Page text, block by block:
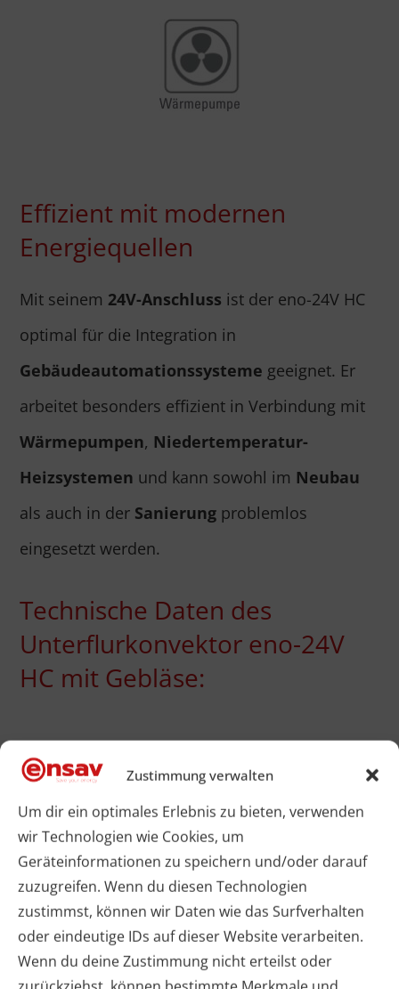
Zustimmung verwalten
Um dir ein optimales Erlebnis zu bieten, verwenden
wir Technologien wie Cookies, um
Geräteinformationen zu speichern und/oder darauf
zuzugreifen. Wenn du diesen Technologien
zustimmst, können wir Daten wie das Surfverhalten
oder eindeutige IDs auf dieser Website verarbeiten.
Wenn du deine Zustimmung nicht erteilst oder
Effizient mit modernen
Energiequellen
Mit seinem 24V-Anschluss ist der eno-24V HC
optimal für die Integration in
Gebäudeautomationssysteme geeignet. Er
arbeitet besonders effizient in Verbindung mit
Wärmepumpen, Niedertemperatur-
Heizsystemen und kann sowohl im Neubau
als auch in der Sanierung problemlos
eingesetzt werden.
Technische Daten des
Unterflurkonvektor eno-24V
HC mit Gebläse:
äquivalenter
kontinuierlicher
Schalldruckpegel
LAeq *
200/260